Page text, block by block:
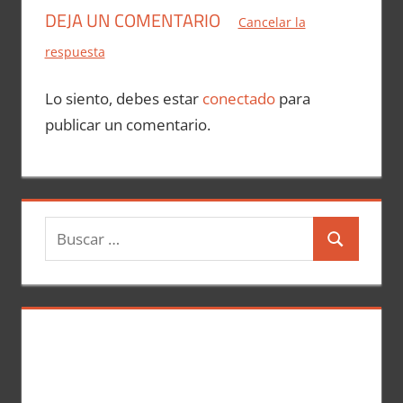
DEJA UN COMENTARIO
Cancelar la
respuesta
Lo siento, debes estar conectadopara
publicar un comentario.
u
s
c
B
s